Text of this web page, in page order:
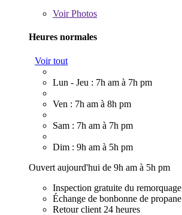
VoirPhotos
Heures normales
Voir tout
Lun - Jeu : 7h am à 7h pm
Ven : 7h am à 8h pm
Sam : 7h am à 7h pm
Dim : 9h am à 5h pm
Ouvert aujourd'hui de 9h am à 5h pm
Inspection gratuite du remorquage
Échange de bonbonne de propane
Retour client 24 heures